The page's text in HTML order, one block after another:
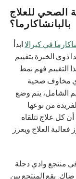
الصحي للعلاج
بالبانشاكارما؟
في كيرالاابدأ
ذوي الخبرة بتقييم
التقييم فهم نمط
مخاوف صحية
الشامل، يتم وضع
من نوعها
كل علاج تتلقاه
العلاج ويعزز
في منتجع وادي دجلة
يقع المنتجع بين